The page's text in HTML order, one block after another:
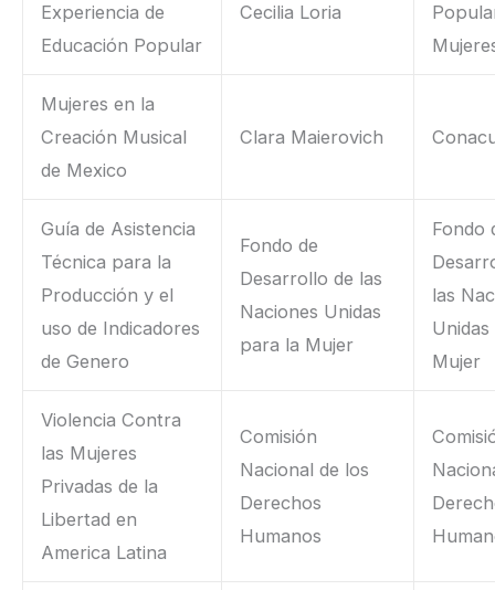
Experiencia de
Educación Popular
Cecilia Loria
Mujeres en la
Creación Musical
de Mexico
Clara Maierovich
Guía de Asistencia
Técnica para la
Producción y el
uso de Indicadores
de Genero
Fondo de
Desarrollo de las
Naciones Unidas
para la Mujer
Fondo
las
Mujer
Violencia Contra
las Mujeres
Privadas de la
Libertad en
America Latina
Comisión
Nacional de los
Derechos
Humanos